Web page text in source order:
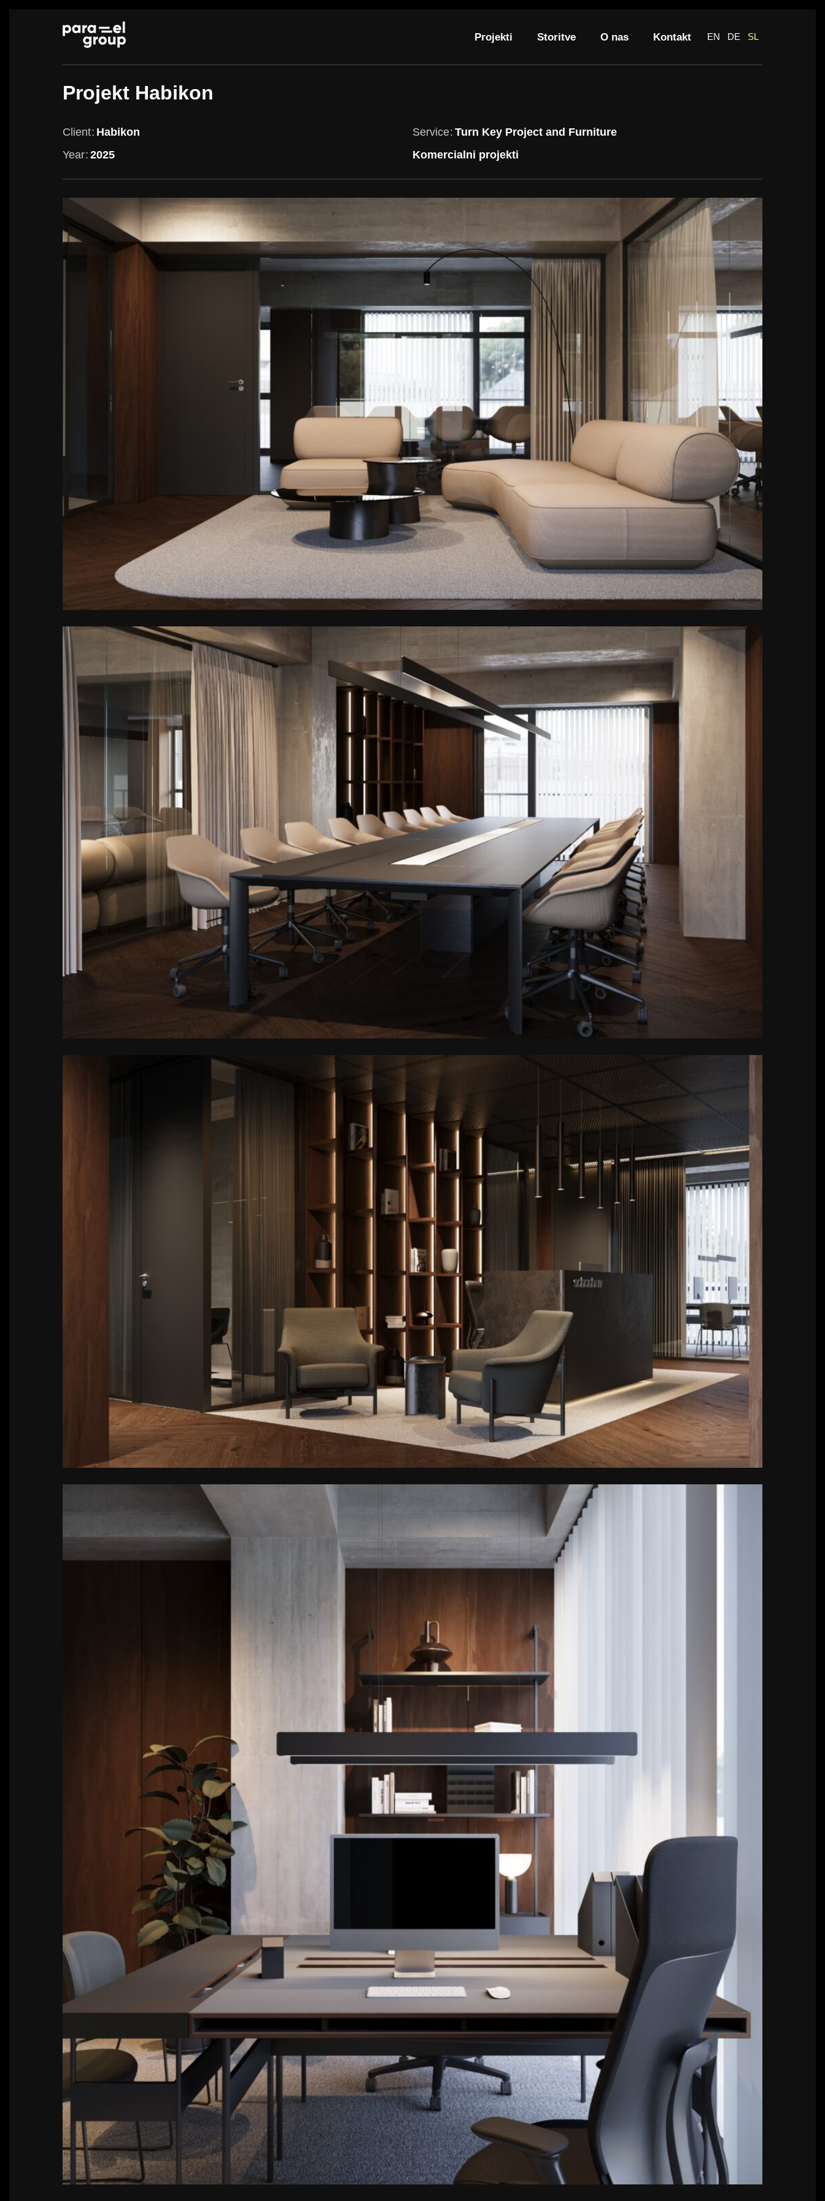
Projekti Storitve O nas Kontakt EN DE SL
Projekt Habikon
Client Habikon Service Turn Key Project and Furniture
Year 2025 Komercialni projekti